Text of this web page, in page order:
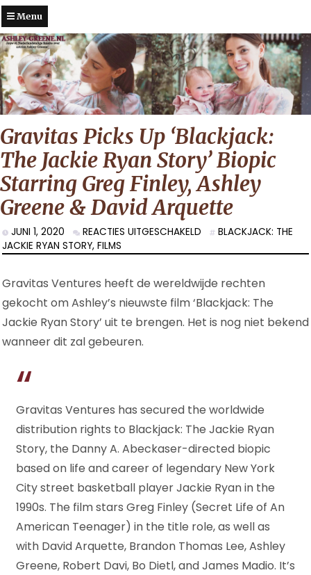
Menu
Gravitas Picks Up ‘Blackjack:
The Jackie Ryan Story’ Biopic
Starring Greg Finley, Ashley
Greene & David Arquette
JUNI 1, 2020 REACTIES UITGESCHAKELD VOOR
PICKS
‘BLACKJACK:
THE
JACKIE
RYAN
ASHLEY
GREENE
DAVID
ARQUETTE
BLACKJACK: THE
JACKIE RYAN STORY, FILMS
Gravitas Ventures heeft de wereldwijde rechten
gekocht om Ashley’s nieuwste film ‘Blackjack: The
Jackie Ryan Story’ uit te brengen. Het is nog niet bekend
wanneer dit zal gebeuren.
Gravitas Ventures has secured the worldwide
distribution rights to Blackjack: The Jackie Ryan
Story, the Danny A. Abeckaser-directed biopic
based on life and career of legendary New York
City street basketball player Jackie Ryan in the
1990s. The film stars Greg Finley (Secret Life of An
American Teenager) in the title role, as well as
with David Arquette, Brandon Thomas Lee, Ashley
Greene, Robert Davi, Bo Dietl, and James Madio. It’s